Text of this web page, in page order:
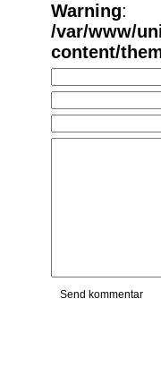
Warning:
/var/www/
content/